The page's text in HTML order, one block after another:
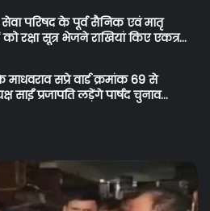
परिषद के पूर्व सैनिक एवं मातृ
रक्षा सूत्र भेजने राखियां किए एकत्र…
माधवराव सप्रे वार्ड क्रमांक 69 से
साईं प्रजापति लड़ेंगे पार्षद चुनाव…